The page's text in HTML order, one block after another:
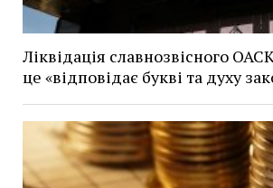
Ліквідація славнозвісного
це «відповідає букві та духу